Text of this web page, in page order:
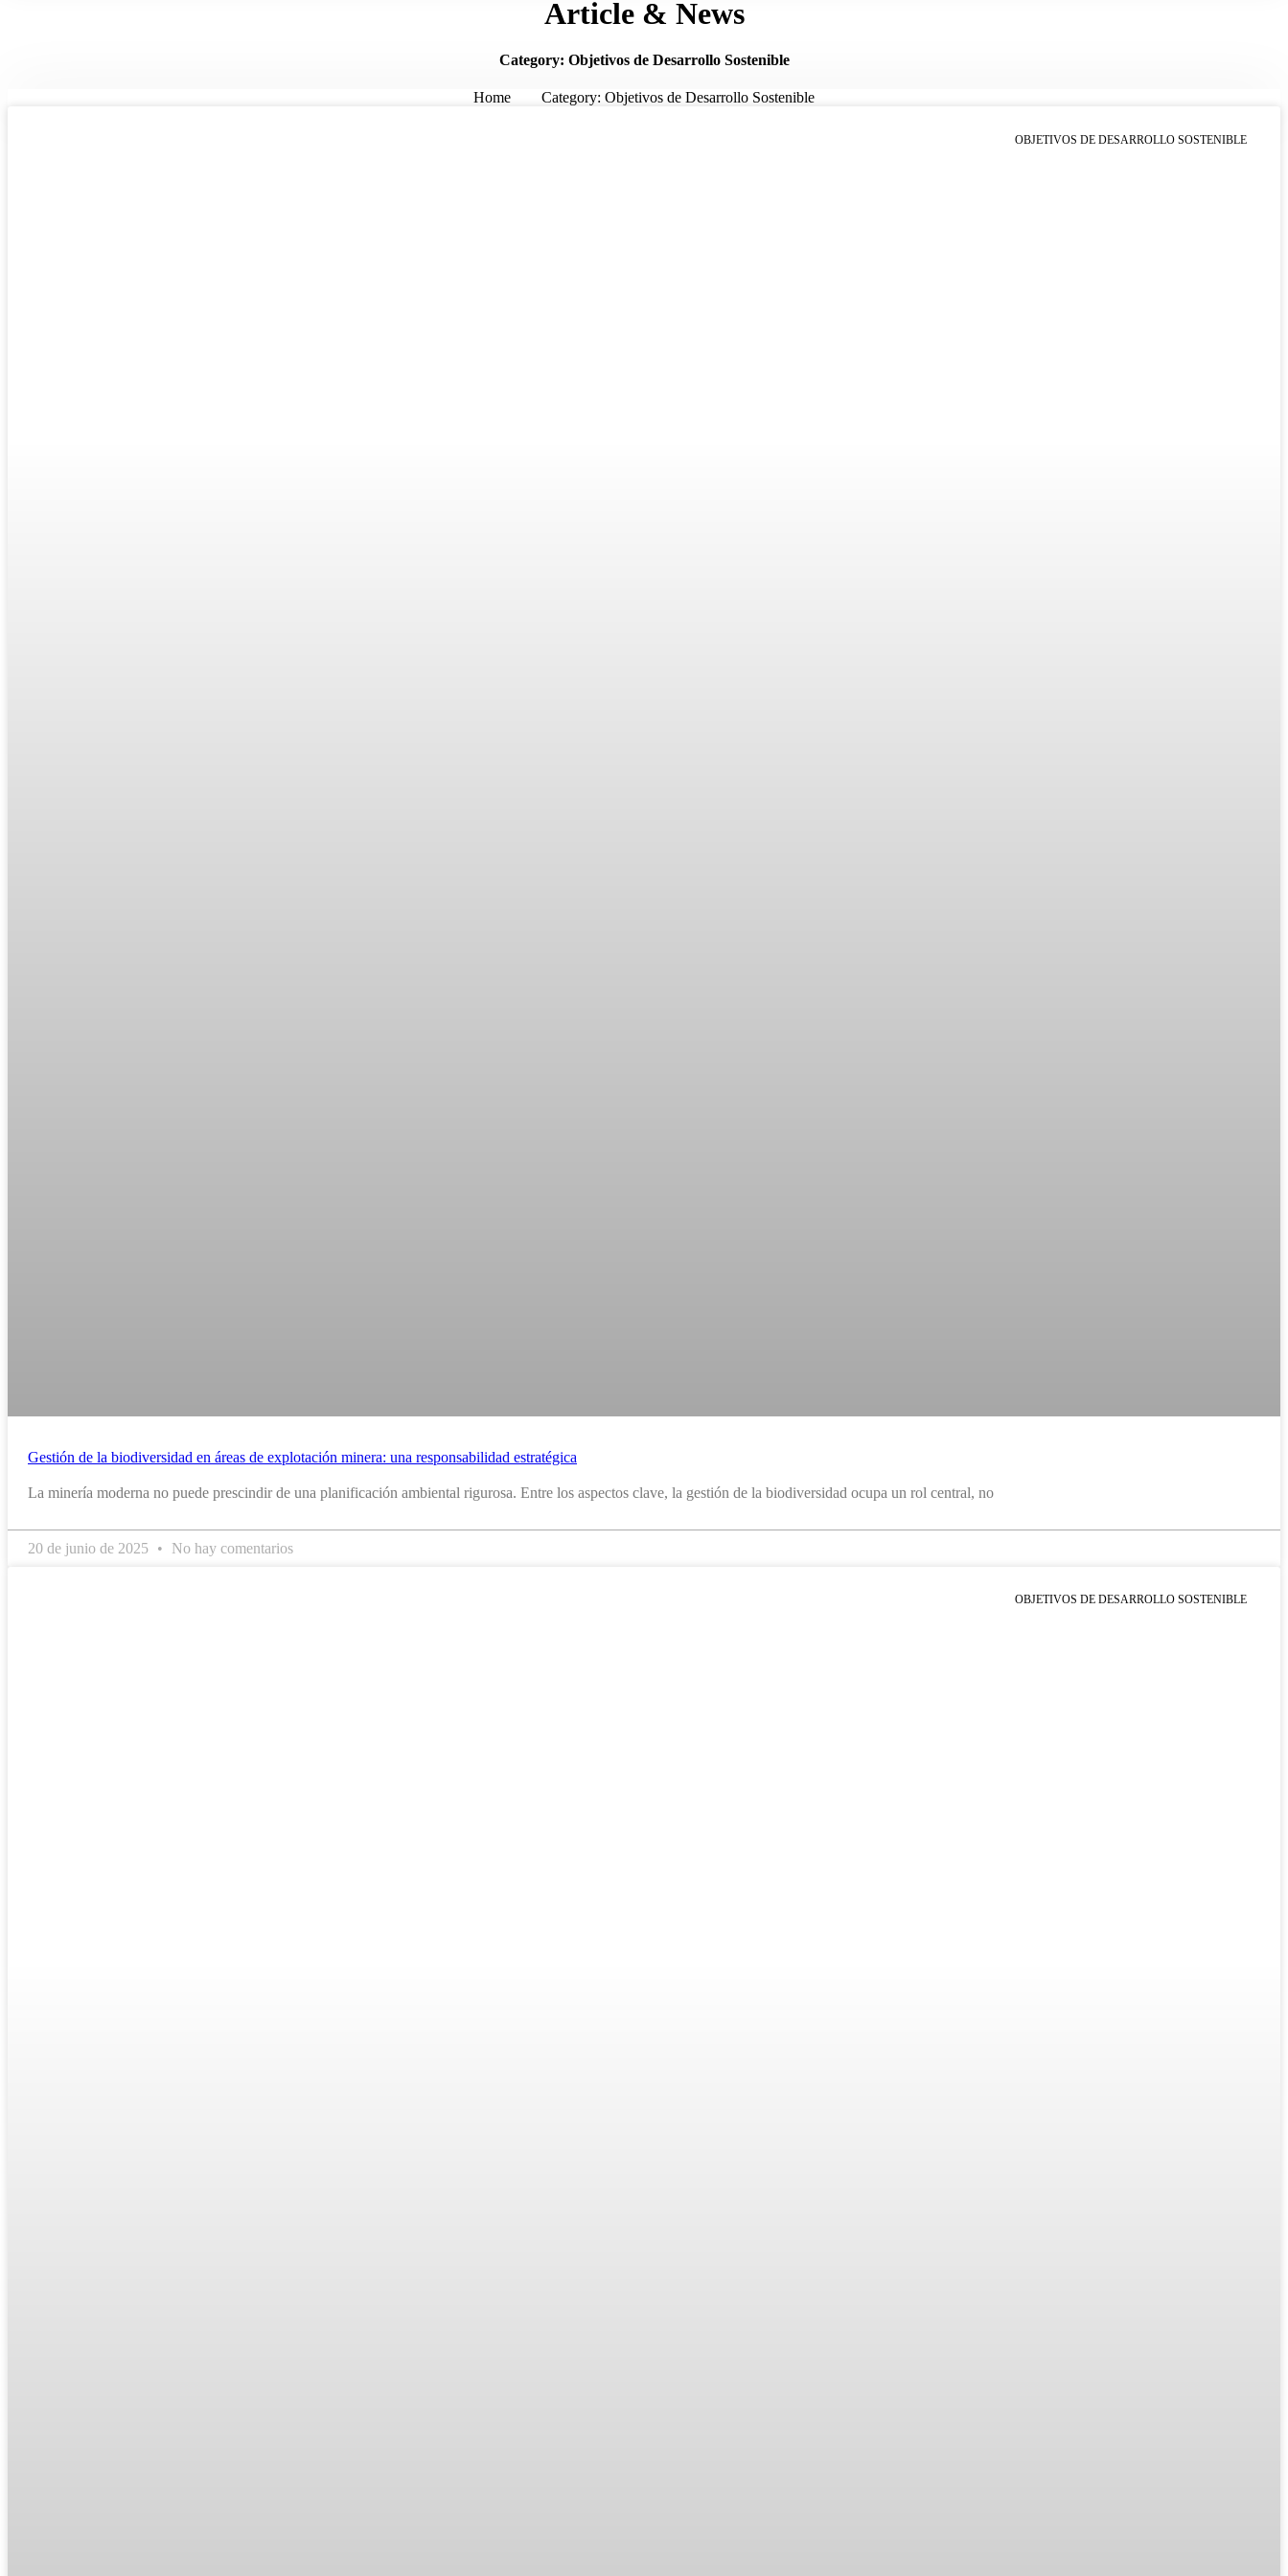
Article & News
Category: Objetivos de Desarrollo Sostenible
Home Category: Objetivos de Desarrollo Sostenible
OBJETIVOS DE DESARROLLO SOSTENIBLE
Gestión de la biodiversidad en áreas de explotación minera: una responsabilidad estratégica
La minería moderna no puede prescindir de una planificación ambiental rigurosa. Entre los aspectos clave, la gestión de la biodiversidad ocupa un rol central, no
20 de junio de 2025 No hay comentarios
OBJETIVOS DE DESARROLLO SOSTENIBLE